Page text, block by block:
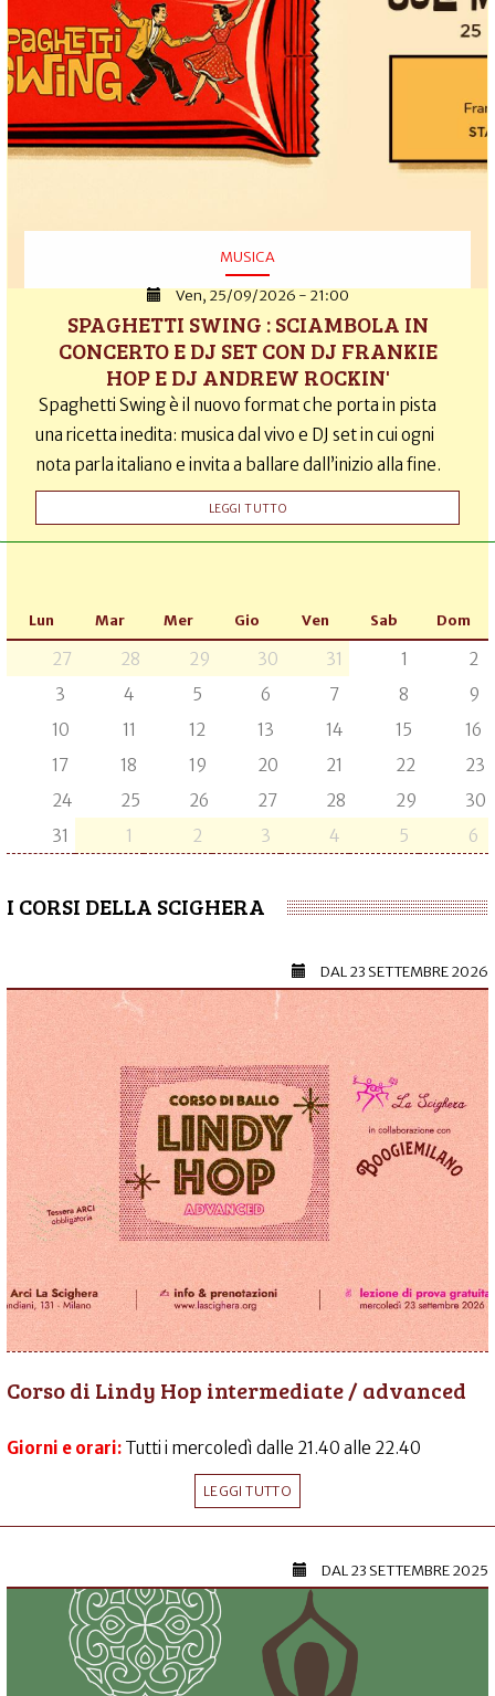
MUSICA
Ven, 25/09/2026 - 21:00
SPAGHETTI SWING : SCIAMBOLA IN
CONCERTO E DJ SET CON DJ FRANKIE
HOP E DJ ANDREW ROCKIN'
Spaghetti Swing è il nuovo format che porta in pista
una ricetta inedita: musica dal vivo e DJ set in cui ogni
nota parla italiano e invita a ballare dall’inizio alla fine.
LEGGI TUTTO
Lun Mar Mer Gio Ven Sab Dom
27 28 29 30 31 1
2
3
4 5 6 7 8
9
10
11 12 13 14 15
16
17
18 19 20 21 22
23
24
25 26 27 28 29
30
31
1 2 3 4 5 6
I CORSI DELLA SCIGHERA
DAL23 SETTEMBRE 2026
Corso di Lindy Hop intermediate / advanced
Giorni e orari: Tutti i mercoledì dalle 21.40 alle 22.40
LEGGI TUTTO
DAL23 SETTEMBRE 2025